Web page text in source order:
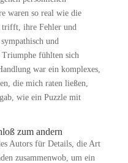
waren so real wie die
trifft, ihre Fehler und
und
fühlten sich
war ein komplexes,
die mich raten ließen,
wie ein Puzzle mit
zum andern
Autors für Details, die Art
zusammenwob, um ein